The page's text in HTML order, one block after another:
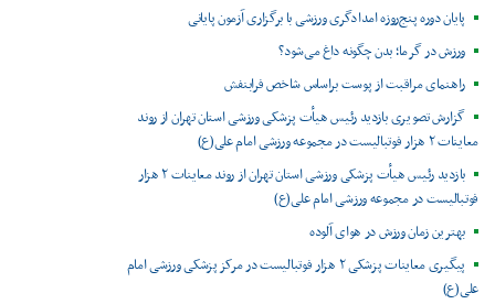
پایان دوره پنج‌روزه امدادگری ورزشی با برگزاری آزمون پایانی
ورزش در گرما؛ بدن چگونه داغ می‌شود؟
راهنمای مراقبت از پوست براساس شاخص فرابنفش
گزارش تصویری بازدید رئیس هیأت پزشکی ورزشی استان تهران از روند
معاینات ۲ هزار فوتبالیست در مجموعه ورزشی امام علی(ع)
بازدید رئیس هیأت پزشکی ورزشی استان تهران از روند معاینات ۲ هزار
فوتبالیست در مجموعه ورزشی امام علی(ع)
بهترین زمان ورزش در هوای آلوده
پیگیری معاینات پزشکی ۲ هزار فوتبالیست در مرکز پزشکی ورزشی امام
علی(ع)